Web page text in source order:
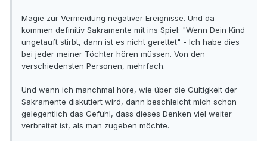
Magie zur Vermeidung negativer Ereignisse. Und da
kommen definitiv Sakramente mit ins Spiel: "Wenn Dein Kind
ungetauft stirbt, dann ist es nicht gerettet" - Ich habe dies
bei jeder meiner Töchter hören müssen. Von den
verschiedensten Personen, mehrfach.
Und wenn ich manchmal höre, wie über die Gültigkeit der
Sakramente diskutiert wird, dann beschleicht mich schon
gelegentlich das Gefühl, dass dieses Denken viel weiter
verbreitet ist, als man zugeben möchte.